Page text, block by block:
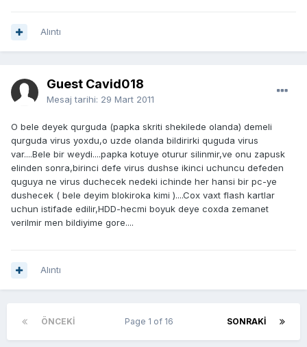
Alıntı
Guest Cavid018
Mesaj tarihi: 29 Mart 2011
O bele deyek qurguda (papka skriti shekilede olanda) demeli
qurguda virus yoxdu,o uzde olanda bildirirki quguda virus
var....Bele bir weydi....papka kotuye oturur silinmir,ve onu zapusk
elinden sonra,birinci defe virus dushse ikinci uchuncu defeden
quguya ne virus duchecek nedeki ichinde her hansi bir pc-ye
dushecek ( bele deyim blokiroka kimi )....Cox vaxt flash kartlar
uchun istifade edilir,HDD-hecmi boyuk deye coxda zemanet
verilmir men bildiyime gore....
Alıntı
ÖNCEKI SONRAKI
Page 1 of 16